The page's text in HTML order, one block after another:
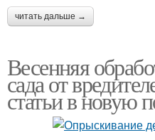
читать дальше →
Весенняя
сада от
статьи в новую